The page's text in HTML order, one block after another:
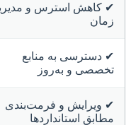
✔ کاهش استرس و
زمان
✔ دسترسی به منابع
تخصصی و به‌روز
✔ ویرایش و فرمت‌بندی
مطابق استانداردها